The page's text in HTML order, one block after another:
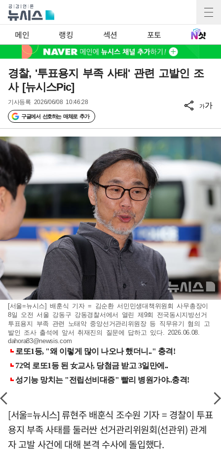
메인 랭킹 섹션 포토
경찰, '투표용지 부족 사태' 관련 고발인 조
사 [뉴시스Pic]
기사등록 2026/06/08 10:46:28
구글에서 선호하는 매체로 추가
가가
[서울=뉴시스] 배훈식 기자 = 김순환 서민민생대책위원회 사무총장이
8일 오전 서울 강동구 강동경찰서에서 열린 제9회 전국동시지방선거
투표용지 부족 관련 노태악 중앙선거관리위원장 등 직무유기 혐의 고
발인 조사 출석에 앞서 취재진의 질문에 답하고 있다. 2026.06.08.
dahora83@newsis.com
[서울=뉴시스] 류현주 배훈식 조수원 기자 = 경찰이 투표
용지 부족 사태를 둘러싼 선거관리위원회(선관위) 관계
자 고발 사건에 대해 본격 수사에 돌입했다.